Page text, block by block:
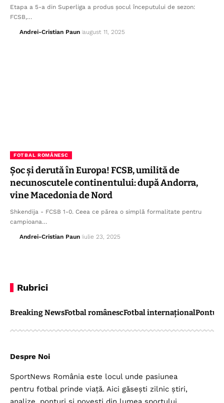
Etichetă:Gigi Becali declarații
FOTBAL ROMÂNESC
Cronica meciului FCSB – Unirea Slobozia 0-1:
Campioana, pusă la colț de o echipă „mică” cu
inimă mare! Rusu, zidul care a făcut 13 minuni
Etapa a 5-a din Superliga a produs șocul începutului de sezon:
FOTBAL ROMÂNESC